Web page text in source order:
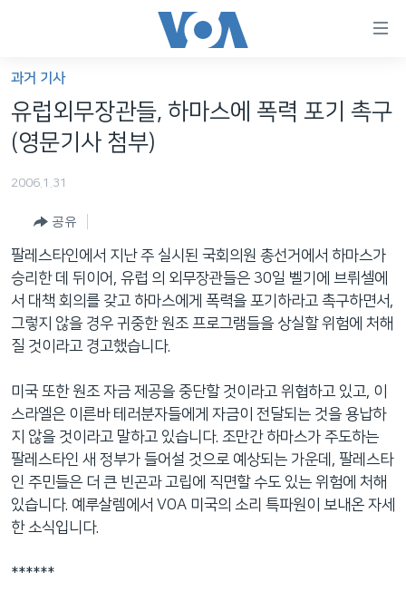
가
능
링
로
이
인
네
비
세계
프로그램
주파수 안내
언어 선택
과거 기사
유럽외무장관들, 하마스에 폭력 포기 촉구
(영문기사 첨부)
2006.1.31
공유
팔레스타인에서 지난 주 실시된 국회의원 총선거에서 하마스가
승리한 데 뒤이어, 유럽 의 외무장관들은 30일 벨기에 브뤼셀에
서 대책 회의를 갖고 하마스에게 폭력을 포기하라고 촉구하면서,
그렇지 않을 경우 귀중한 원조 프로그램들을 상실할 위험에 처해
질 것이라고 경고했습니다.
미국 또한 원조 자금 제공을 중단할 것이라고 위협하고 있고, 이
스라엘은 이른바 테러분자들에게 자금이 전달되는 것을 용납하
지 않을 것이라고 말하고 있습니다. 조만간 하마스가 주도하는
팔레스타인 새 정부가 들어설 것으로 예상되는 가운데, 팔레스타
인 주민들은 더 큰 빈곤과 고립에 직면할 수도 있는 위험에 처해
있습니다. 예루살렘에서 VOA 미국의 소리 특파원이 보내온 자세
한 소식입니다.
******